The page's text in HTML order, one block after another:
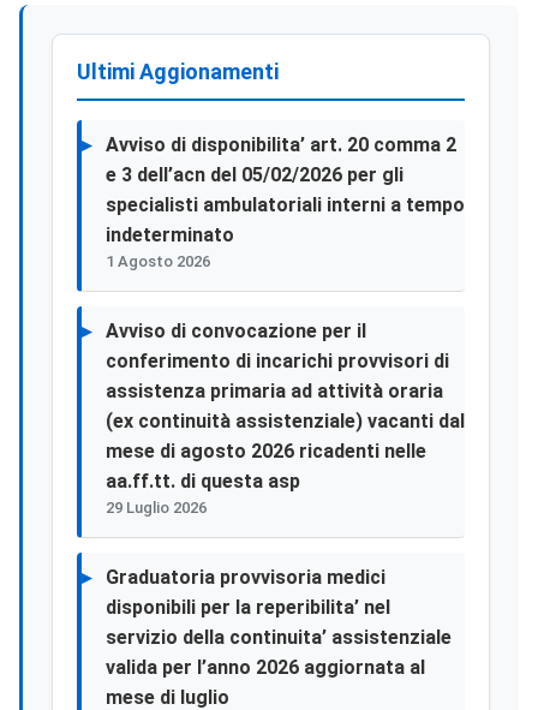
Ultimi Aggionamenti
Avviso di disponibilita’ art. 20 comma 2
e 3 dell’acn del 05/02/2026 per gli
specialisti ambulatoriali interni a tempo
indeterminato
1 Agosto 2026
Avviso di convocazione per il
conferimento di incarichi provvisori di
assistenza primaria ad attività oraria
(ex continuità assistenziale) vacanti dal
mese di agosto 2026 ricadenti nelle
aa.ff.tt. di questa asp
29 Luglio 2026
Graduatoria provvisoria medici
disponibili per la reperibilita’ nel
servizio della continuita’ assistenziale
valida per l’anno 2026 aggiornata al
mese di luglio